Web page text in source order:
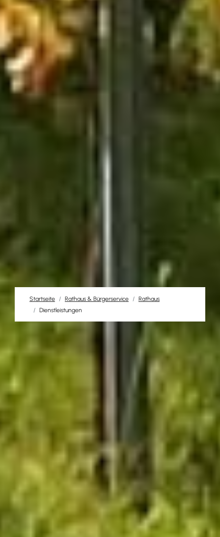
Startseite Rathaus & Bürgerservice
Rathaus
Dienstleistungen